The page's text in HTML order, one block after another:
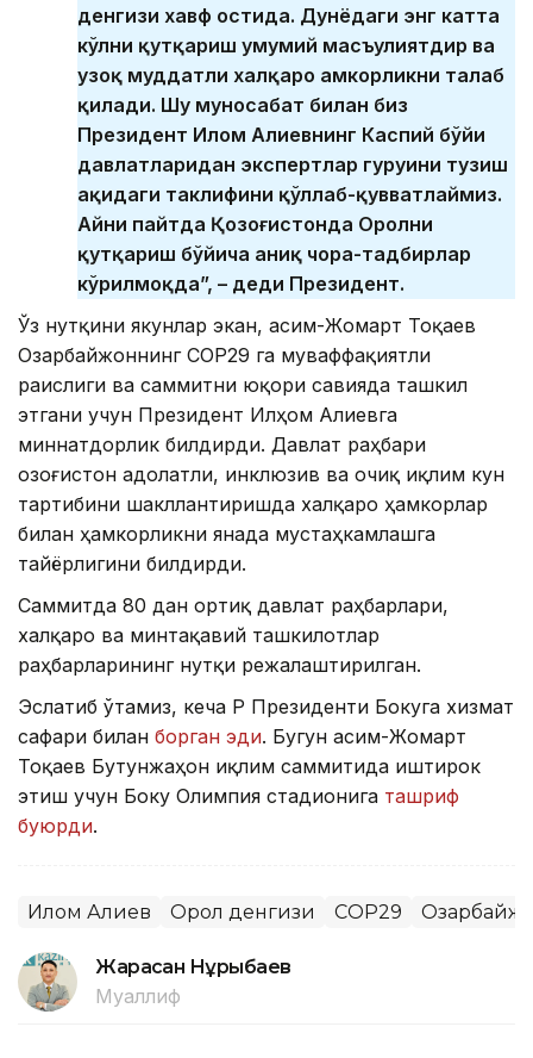
денгизи хавф остида. Дунёдаги энг катта
кўлни қутқариш умумий масъулиятдир ва
узоқ муддатли халқаро ҳамкорликни талаб
қилади. Шу муносабат билан биз
Президент Илҳом Алиевнинг Каспий бўйи
давлатларидан экспертлар гуруҳини тузиш
ҳақидаги таклифини қўллаб-қувватлаймиз.
Айни пайтда Қозоғистонда Оролни
қутқариш бўйича аниқ чора-тадбирлар
кўрилмоқда”, – деди Президент.
Ўз нутқини якунлар экан, Қасим-Жомарт Тоқаев
Озарбайжоннинг CОР29 га муваффақиятли
раислиги ва саммитни юқори савияда ташкил
этгани учун Президент Илҳом Алиевга
миннатдорлик билдирди. Давлат раҳбари
Қозоғистон адолатли, инклюзив ва очиқ иқлим кун
тартибини шакллантиришда халқаро ҳамкорлар
билан ҳамкорликни янада мустаҳкамлашга
тайёрлигини билдирди.
Саммитда 80 дан ортиқ давлат раҳбарлари,
халқаро ва минтақавий ташкилотлар
раҳбарларининг нутқи режалаштирилган.
Эслатиб ўтамиз, кеча ҚР Президенти Бокуга хизмат
сафари билан борган эди. Бугун Қасим-Жомарт
Тоқаев Бутунжаҳон иқлим саммитида иштирок
этиш учун Боку Олимпия стадионига ташриф
буюрди.
Илҳом Алиев Орол денгизи СOP29
Жарасқан Нұрыбаев
Муаллиф